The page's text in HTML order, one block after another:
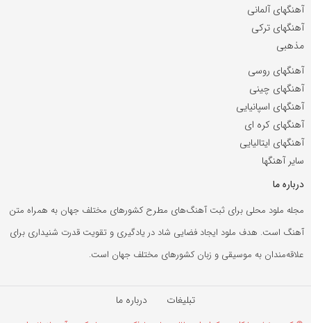
آهنگهای آلمانی
آهنگهای ترکی
مذهبی
آهنگهای روسی
آهنگهای چینی
آهنگهای اسپانیایی
آهنگهای کره ای
آهنگهای ایتالیایی
سایر آهنگها
درباره ما
مجله ملود محلی برای ثبت آهنگ‌های مطرح کشورهای مختلف جهان به همراه متن
آهنگ است. هدف ملود ایجاد فضایی شاد در یادگیری و تقویت قدرت شنیداری برای
علاقه‌مندان به موسیقی و زبان کشورهای مختلف جهان است.
تبلیغات درباره ما